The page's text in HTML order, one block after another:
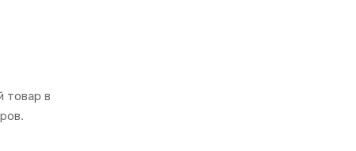
товар в